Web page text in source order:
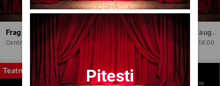
Fragmente dintr-un atelier – (regia Bogdan Mureșanu) – AG
Centrul Internațional de Artă Contemporană - Baia Turcească Iași
Dum, 30 aug.
18:00
Teatru Pitesti